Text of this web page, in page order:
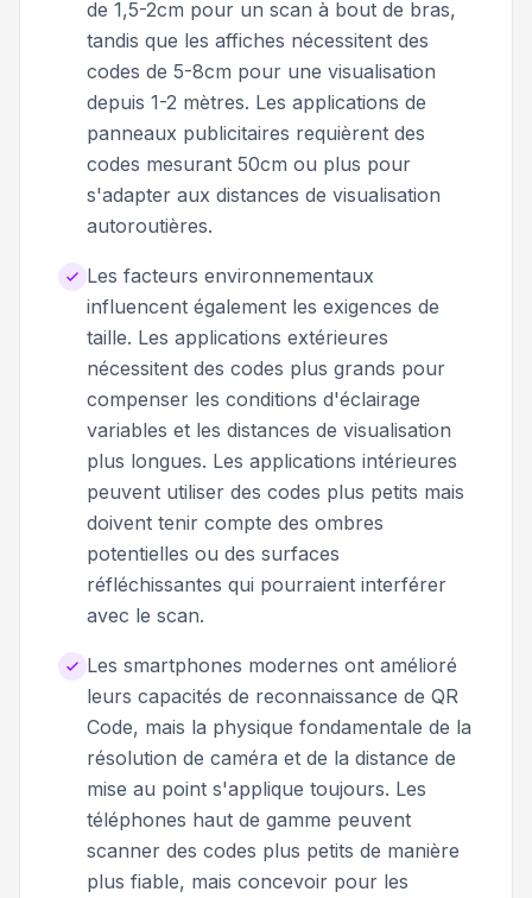
de 1,5-2cm pour un scan à bout de bras,
tandis que les affiches nécessitent des
codes de 5-8cm pour une visualisation
depuis 1-2 mètres. Les applications de
panneaux publicitaires requièrent des
codes mesurant 50cm ou plus pour
s'adapter aux distances de visualisation
autoroutières.
Les facteurs environnementaux
influencent également les exigences de
taille. Les applications extérieures
nécessitent des codes plus grands pour
compenser les conditions d'éclairage
variables et les distances de visualisation
plus longues. Les applications intérieures
peuvent utiliser des codes plus petits mais
doivent tenir compte des ombres
potentielles ou des surfaces
réfléchissantes qui pourraient interférer
avec le scan.
Les smartphones modernes ont amélioré
leurs capacités de reconnaissance de QR
Code, mais la physique fondamentale de la
résolution de caméra et de la distance de
mise au point s'applique toujours. Les
téléphones haut de gamme peuvent
scanner des codes plus petits de manière
plus fiable, mais concevoir pour les